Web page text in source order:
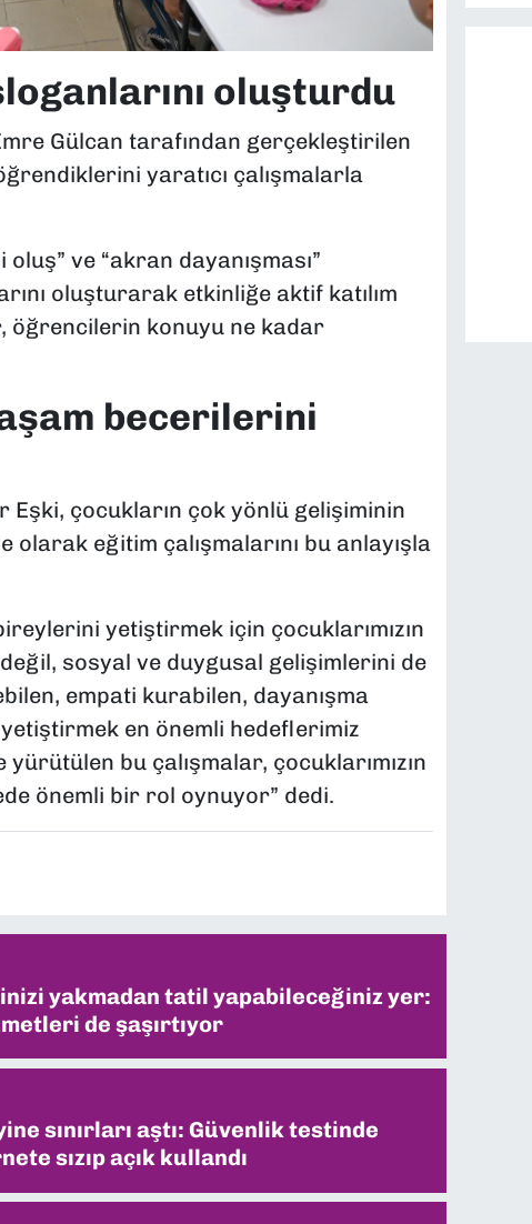
oluşturdu
Gülcan tarafından gerçekleştirilen
yaratıcı çalışmalarla
ve “akran dayanışması”
oluşturarak etkinliğe aktif katılım
öğrencilerin konuyu ne kadar
becerilerini
Eşki, çocukların çok yönlü gelişiminin
eğitim çalışmalarını bu anlayışla
yetiştirmek için çocuklarımızın
değil, sosyal ve duygusal gelişimlerini de
empati kurabilen, dayanışma
en önemli hedeflerimiz
yürütülen bu çalışmalar, çocuklarımızın
önemli bir rol oynuyor” dedi.
yakmadan tatil yapabileceğiniz yer:
de şaşırtıyor
sınırları aştı: Güvenlik testinde
sızıp açık kullandı